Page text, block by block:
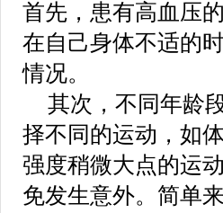
首先，患有高血压
在自己身体不适的
情况。
其次，不同年龄
择不同的运动，如
强度稍微大点的运
免发生意外。简单